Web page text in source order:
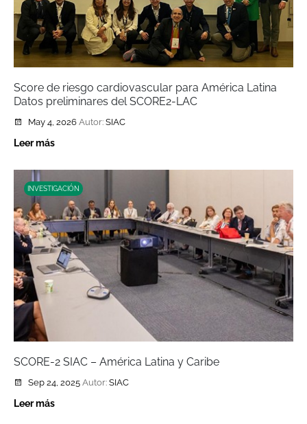
Score de riesgo cardiovascular para América Latina
Datos preliminares del SCORE2-LAC
May 4, 2026 Autor: SIAC
Leer más
INVESTIGACIÓN
SCORE-2 SIAC – América Latina y Caribe
Sep 24, 2025 Autor: SIAC
Leer más